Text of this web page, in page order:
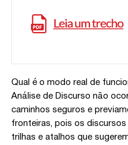
Qual é o modo real de
Análise de Discurso não
caminhos seguros e
fronteiras, pois os
trilhas e atalhos que